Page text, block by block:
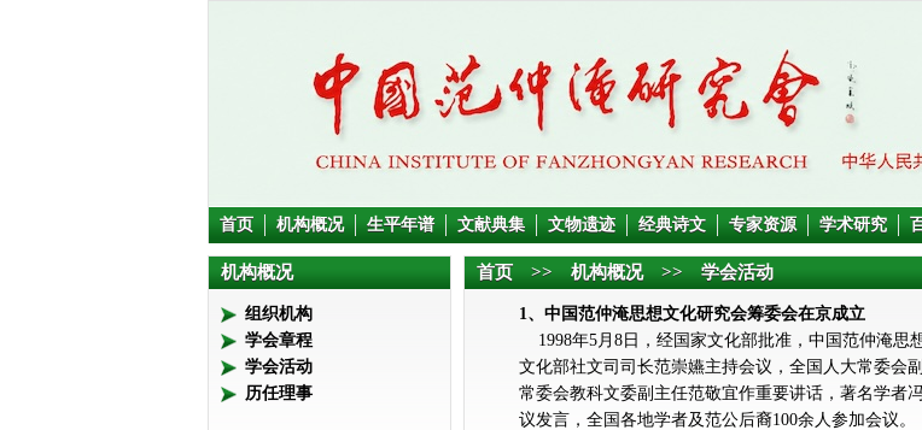
首页 机构概况 生平年谱 文献典集 文物遗迹 经典诗文 专家资源 学术研究
机构概况
组织机构
学会章程
学会活动
历任理事
首页 >> 机构概况 >> 学会活动
1、中国范仲淹思想文化研究会筹委会在京成立
1998年5月8日，经国家文化部批准，中国范仲淹思
文化部社文司司长范崇嬿主持会议，全国人大常委会
常委会教科文委副主任范敬宜作重要讲话，著名学者
议发言，全国各地学者及范公后裔100余人参加会议。